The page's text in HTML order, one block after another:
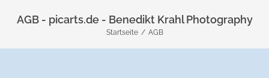
AGB - picarts.de - Benedikt Krahl Photography
Startseite / AGB